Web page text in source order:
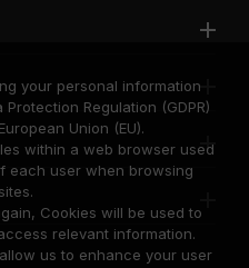
your personal information
Regulation (GDPR)
Union (EU).
within a web browser used
each user when browsing
Cookies will be used to
relevant information.
us to enhance your user